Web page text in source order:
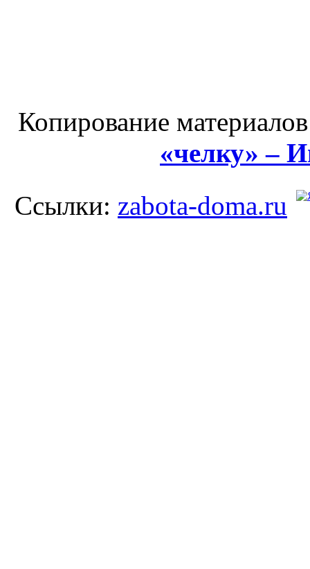
Копирование
«челку» –
Ссылки: zabota-doma.ru